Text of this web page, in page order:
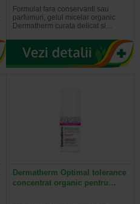
Formulat fara conservanti sau
parfumuri, gelul micelar organic
Dermatherm curata delicat si…
Dermatherm Optimal tolerance
concentrat organic pentru…